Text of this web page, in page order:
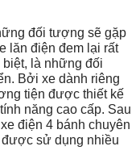
đối tượng sẽ gặp
lăn điện đem lại rất
là những đối
Bởi xe dành riêng
tiện được thiết kế
năng cao cấp. Sau
điện 4 bánh chuyên
sử dụng nhiều